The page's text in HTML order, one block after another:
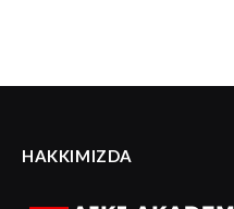
HAKKIMIZDA